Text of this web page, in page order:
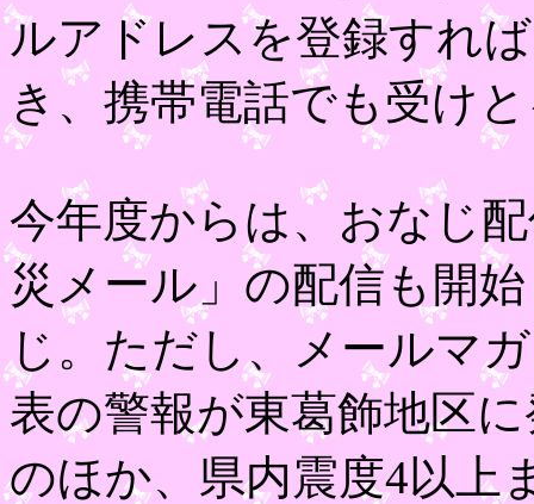
ルアドレスを登録すれ
き 、携帯電話でも受け
今年度からは、おなじ
災メール」の配信も開
じ。ただし、メールマ
表の警報が東葛飾地区
のほか、県内震度4以上